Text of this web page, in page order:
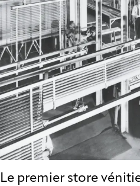
Le premier store